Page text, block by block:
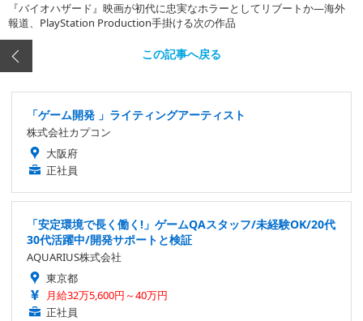
『バイオハザード』映画が初代に忠実なホラーとしてリブートか―海外
報道、PlayStation Production手掛ける次の作品
この記事へ戻る
「ゲーム開発 」ライティングアーティスト
株式会社カプコン
大阪府
正社員
「安定環境で長く働く!」ゲームQAスタッフ/未経験OK/20代
30代活躍中/開発サポートと検証
AQUARIUS株式会社
東京都
月給32万5,600円～40万円
正社員